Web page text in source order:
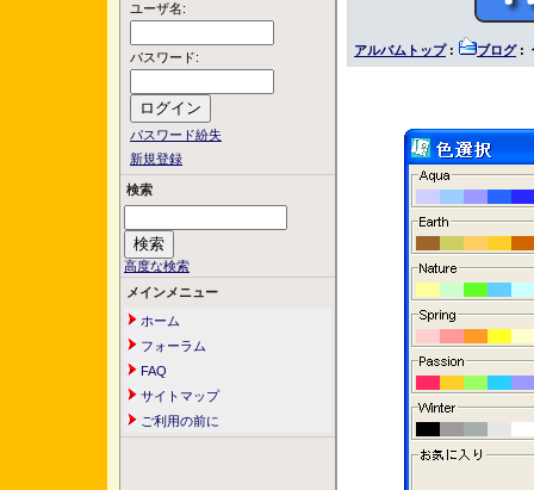
ユーザ名:
パスワード:
パスワード紛失
新規登録
検索
高度な検索
メインメニュー
ホーム
フォーラム
FAQ
サイトマップ
ご利用の前に
アルバムトップ: ブログ: